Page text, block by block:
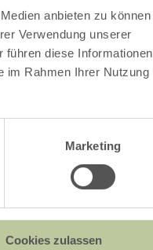
anbieten zu können
Verwendung unserer
führen diese Informationen
im Rahmen Ihrer Nutzung
Marketing
Cookies zulassen